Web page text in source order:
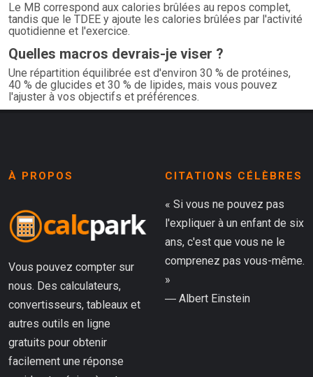
Le MB correspond aux calories brûlées au repos complet,
tandis que le TDEE y ajoute les calories brûlées par l'activité
quotidienne et l'exercice.
Quelles macros devrais-je viser ?
Une répartition équilibrée est d'environ 30 % de protéines,
40 % de glucides et 30 % de lipides, mais vous pouvez
l'ajuster à vos objectifs et préférences.
À PROPOS
Vous pouvez compter sur
nous. Des calculateurs,
convertisseurs, tableaux et
autres outils en ligne
gratuits pour obtenir
facilement une réponse
CITATIONS CÉLÈBRES
« Si vous ne pouvez pas
l'expliquer à un enfant de six
ans, c'est que vous ne le
comprenez pas vous-même.
»
― Albert Einstein